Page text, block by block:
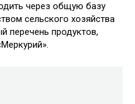
через общую базу
сельского хозяйства
перечень продуктов,